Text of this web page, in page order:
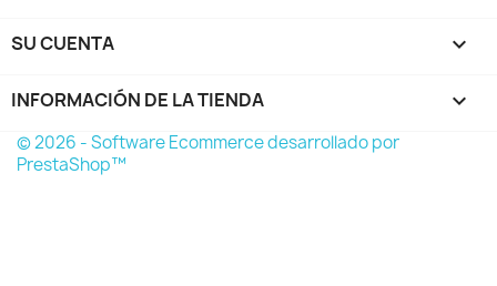
SU CUENTA 
INFORMACIÓN DE LA TIENDA keyboard_arrow_down
© 2026 - Software Ecommerce desarrollado por
PrestaShop™